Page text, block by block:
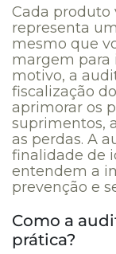
Cada produto
representa
mesmo que
margem para
motivo, a
fiscalização
aprimorar os
suprimentos,
as perdas. A
finalidade de
entendem a
prevenção e
Como a
prática?